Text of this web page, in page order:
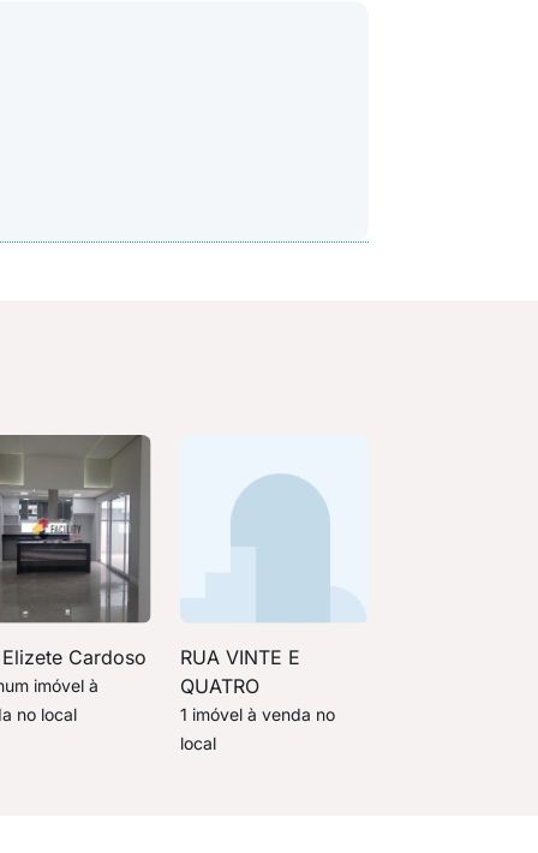
Elizete Cardoso
imóvel à
no local
RUA VINTE E
QUATRO
1 imóvel à venda no
local